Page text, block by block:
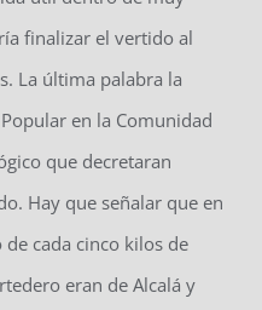
finalizar el vertido al
La última palabra la
en la Comunidad
que decretaran
Hay que señalar que en
cada cinco kilos de
eran de Alcalá y